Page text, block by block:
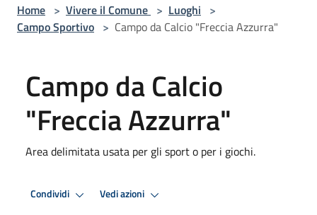
Home > Vivere il Comune > Luoghi >
Campo Sportivo > Campo da Calcio "Freccia Azzurra"
Campo da Calcio
"Freccia Azzurra"
Area delimitata usata per gli sport o per i giochi.
Condividi Vedi azioni